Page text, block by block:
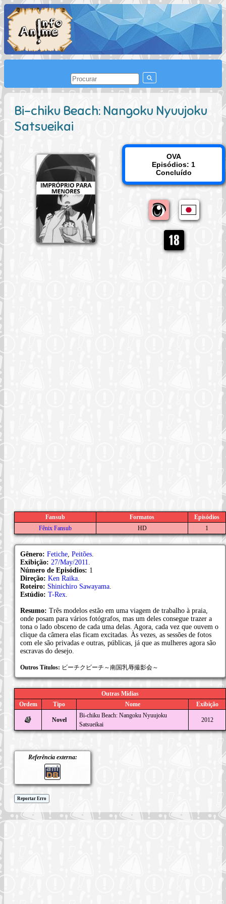
Bi-chiku Beach: Nangoku Nyuujoku
Satsueikai
OVA
Episódios: 1
Concluído
Fansub Formatos
Episódios
Fênix Fansub
HD 1
Gênero: Fetiche Peitões
Exibição: 27/May/2011
Número de Episódios: 1
Direção: Ken Raika
Roteiro: Shinichiro Sawayama
Estúdio: T-Rex
Resumo: Três modelos estão em uma viagem de trabalho à praia,
onde posam para vários fotógrafos, mas um deles consegue trazer a
tona o lado obsceno de cada uma delas. Agora, cada vez que ouvem o
clique da câmera elas ficam excitadas. Às vezes, as sessões de fotos
com ele são privadas e outras, públicas, já que as mulheres agora são
escravas do desejo.
Outros Títulos: ビーチクビーチ～南国乳辱撮影会～
Outras Mídias
Ordem
Tipo Nome Exibição
Novel
Bi-chiku Beach: Nangoku Nyuujoku
Satsueikai
2012
Referência externa:
Reportar Erro